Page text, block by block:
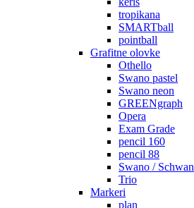
tropikana
SMARTball
pointball
Grafitne olovke
Othello
Swano pastel
Swano neon
GREENgraph
Opera
Exam Grade
pencil 160
pencil 88
Swano / Schwan
Trio
Markeri
plan